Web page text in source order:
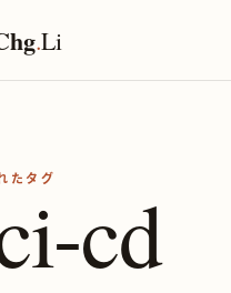
.Li
たタグ cd